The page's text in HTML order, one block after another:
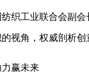
织工业联合会副
视角，权威剖析创
赢未来